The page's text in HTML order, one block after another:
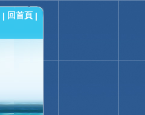
| 回首頁 |